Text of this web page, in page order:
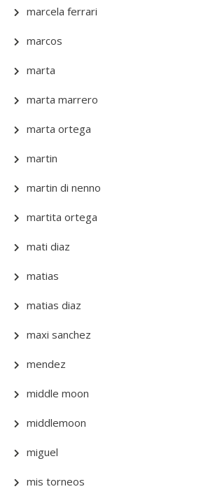
marcela ferrari
marcos
marta
marta marrero
marta ortega
martin
martin di nenno
martita ortega
mati diaz
matias
matias diaz
maxi sanchez
mendez
middle moon
middlemoon
miguel
mis torneos